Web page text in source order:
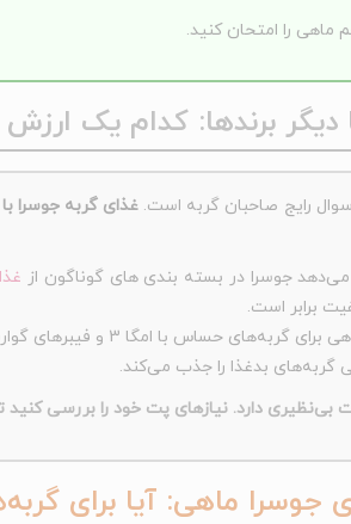
ماهی را امتحان کنید.
برندها: کدام یک ارزش
رایج صاحبان گربه است. غذای گربه جوسرا
جوسرا در بسته بندی های گوناگون از
برابر است.
گربه‌های حساس با امگا 3 و فیبرهای گوارشی برتری دارد.
گربه‌های بدغذا را جذب می‌کند.
دارد. نیازهای پت خود را بررسی کنید
جوسرا ماهی: آیا برای